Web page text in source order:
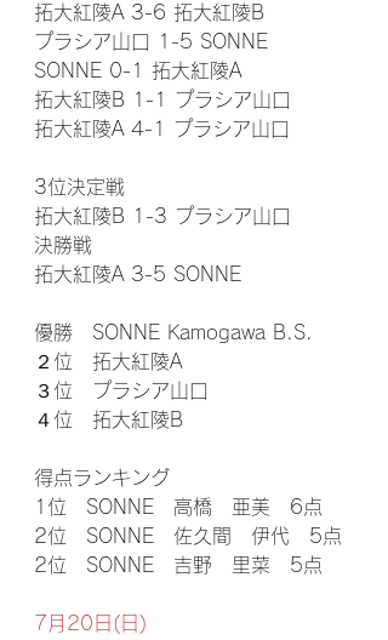
拓大紅陵A 3-6 拓大紅陵B
プラシア山口 1-5 SONNE
SONNE 0-1 拓大紅陵A
拓大紅陵B 1-1 プラシア山口
拓大紅陵A 4-1 プラシア山口
3位決定戦
拓大紅陵B 1-3 プラシア山口
決勝戦
拓大紅陵A 3-5 SONNE
優勝　SONNE Kamogawa B.S.
２位　拓大紅陵A
３位　プラシア山口
４位　拓大紅陵B
得点ランキング
1位　SONNE　高橋　亜美　6点
2位　SONNE　佐久間　伊代　5点
2位　SONNE　吉野　里菜　5点
7月20日(日)